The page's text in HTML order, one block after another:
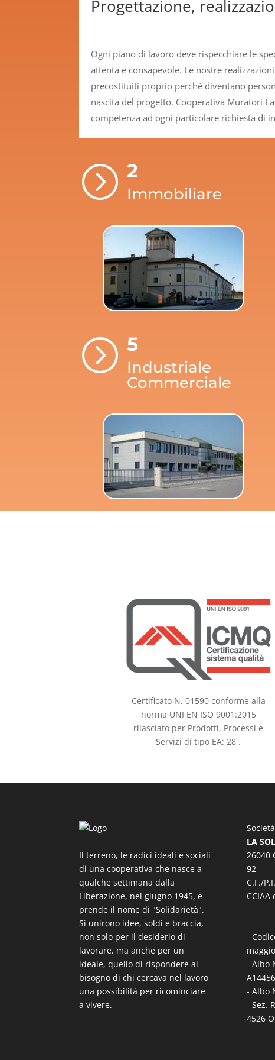
Progettazione,
Ogni piano di lavoro deve rispecchiare le
attenta e consapevole. Le nostre
precostituiti proprio perchè diventano
nascita del progetto. Cooperativa Muratori
competenza ad ogni particolare richiesta di
= 2
Immobiliare
= 5
Industriale
Commerciale
Certificato N. 01590 conforme alla
norma UNI EN ISO 9001:2015
rilasciato per Prodotti, Processi e
Servizi di tipo EA: 28 .
Il terreno, le radici ideali e sociali
di una cooperativa che nasce a
qualche settimana dalla
Liberazione, nel giugno 1945, e
prende il nome di "Solidarietà".
Si unirono idee, soldi e braccia,
non solo per il desiderio di
lavorare, ma anche per un
ideale, quello di rispondere al
bisogno di chi cercava nel lavoro
una possibilità per ricominciare
a vivere.
LA
26040
92
C.F./
-
- Albo
- Albo
- Sez.
4526 O